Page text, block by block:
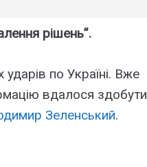
рішень”.
по Україні. Вже
вдалося здобути
Зеленський.